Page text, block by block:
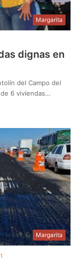
Margarita
dignas en
del Campo del
6 viviendas…
Margarita